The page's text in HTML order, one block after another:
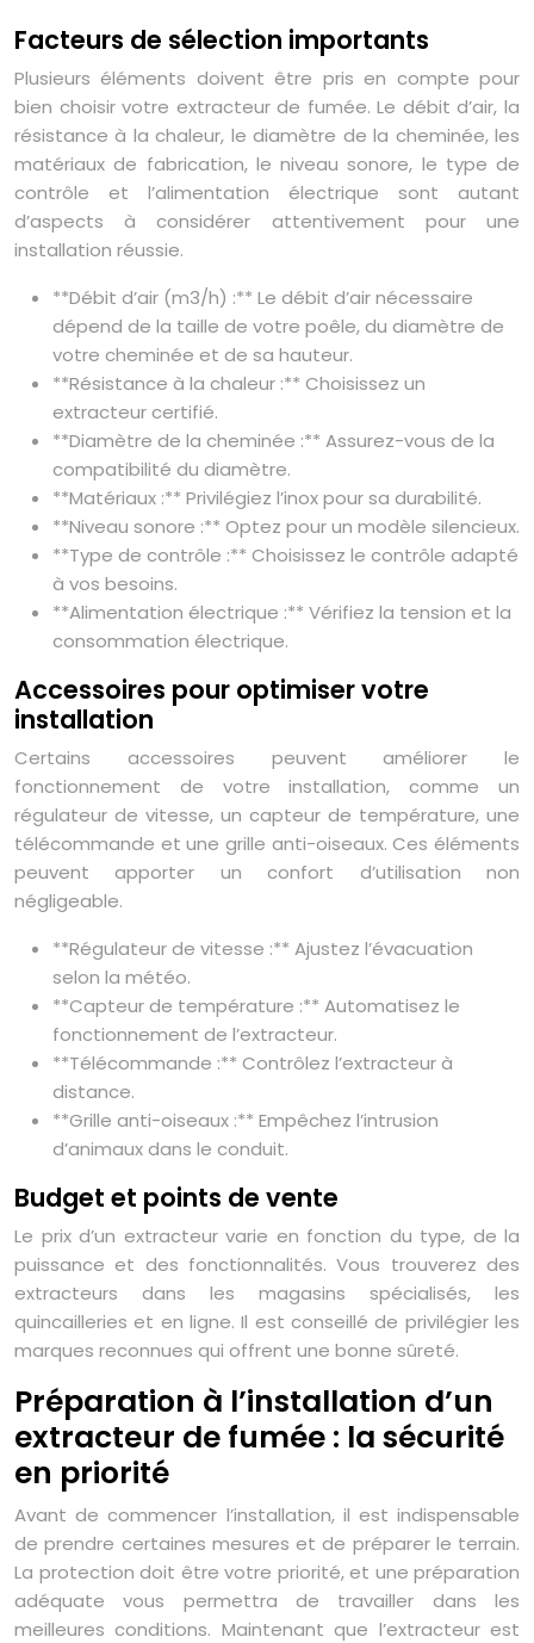
Facteurs de sélection importants
Plusieurs éléments doivent être pris en compte pour
bien choisir votre extracteur de fumée. Le débit d’air, la
résistance à la chaleur, le diamètre de la cheminée, les
matériaux de fabrication, le niveau sonore, le type de
contrôle et l’alimentation électrique sont autant
d’aspects à considérer attentivement pour une
installation réussie.
**Débit d’air (m3/h) :** Le débit d’air nécessaire
dépend de la taille de votre poêle, du diamètre de
votre cheminée et de sa hauteur.
**Résistance à la chaleur :** Choisissez un
extracteur certifié.
**Diamètre de la cheminée :** Assurez-vous de la
compatibilité du diamètre.
**Matériaux :** Privilégiez l’inox pour sa durabilité.
**Niveau sonore :** Optez pour un modèle silencieux.
**Type de contrôle :** Choisissez le contrôle adapté
à vos besoins.
**Alimentation électrique :** Vérifiez la tension et la
consommation électrique.
Accessoires pour optimiser votre
installation
Certains accessoires peuvent améliorer le
fonctionnement de votre installation, comme un
régulateur de vitesse, un capteur de température, une
télécommande et une grille anti-oiseaux. Ces éléments
peuvent apporter un confort d’utilisation non
négligeable.
**Régulateur de vitesse :** Ajustez l’évacuation
selon la météo.
**Capteur de température :** Automatisez le
fonctionnement de l’extracteur.
**Télécommande :** Contrôlez l’extracteur à
distance.
**Grille anti-oiseaux :** Empêchez l’intrusion
d’animaux dans le conduit.
Budget et points de vente
Le prix d’un extracteur varie en fonction du type, de la
puissance et des fonctionnalités. Vous trouverez des
extracteurs dans les magasins spécialisés, les
quincailleries et en ligne. Il est conseillé de privilégier les
marques reconnues qui offrent une bonne sûreté.
Préparation à l’installation d’un
extracteur de fumée : la sécurité
en priorité
Avant de commencer l’installation, il est indispensable
de prendre certaines mesures et de préparer le terrain.
La protection doit être votre priorité, et une préparation
adéquate vous permettra de travailler dans les
meilleures conditions. Maintenant que l’extracteur est